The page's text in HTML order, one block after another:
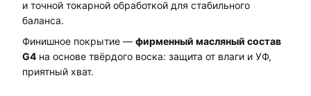
и точной токарной обработкой для стабильного
баланса.
Финишное покрытие — фирменный масляный состав
G4 на основе твёрдого воска: защита от влаги и УФ,
приятный хват.